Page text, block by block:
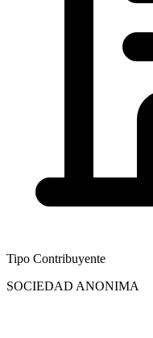
Tipo Contribuyente
SOCIEDAD ANONIMA